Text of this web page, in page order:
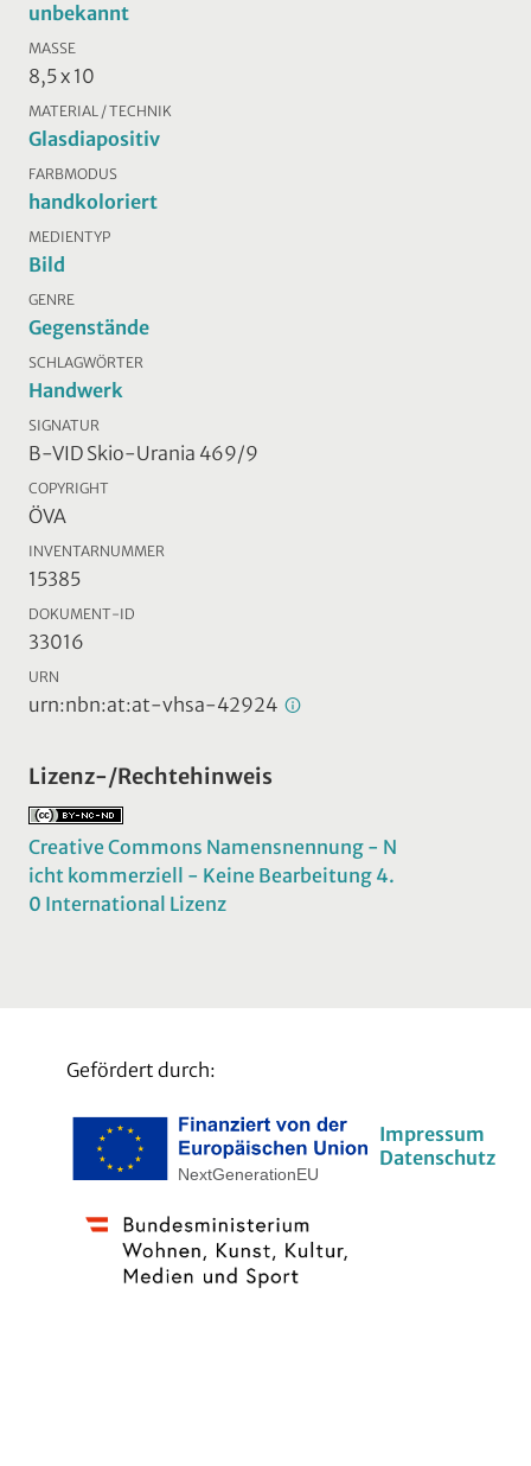
unbekannt
MASSE
8,5 x 10
MATERIAL / TECHNIK
Glasdiapositiv
FARBMODUS
handkoloriert
MEDIENTYP
Bild
GENRE
Gegenstände
SCHLAGWÖRTER
Handwerk
SIGNATUR
B-VID Skio-Urania 469/9
COPYRIGHT
ÖVA
INVENTARNUMMER
15385
DOKUMENT-ID
33016
URN
urn:nbn:at:at-vhsa-42924
Lizenz-/Rechtehinweis
Creative Commons Namensnennung - N
icht kommerziell - Keine Bearbeitung 4.
0 International Lizenz
Gefördert durch:
Impressum
Datenschutz